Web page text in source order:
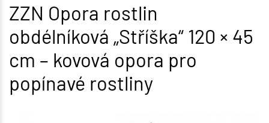
ZZN Opora rostlin
obdélníková „Stříška“ 120 × 45
cm – kovová opora pro
popínavé rostliny